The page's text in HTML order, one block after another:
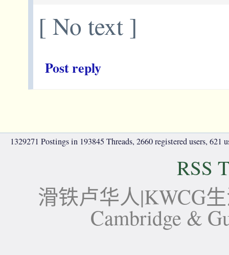
[ No text ]
Post reply
1329271 Postings in 193845 Threads, 2660 registered users, 621
RSS
滑铁卢华人|KWCG
Cambridge &